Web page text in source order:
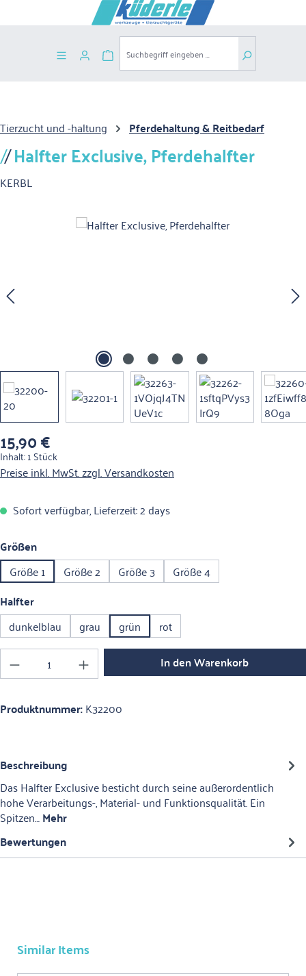
Zum Hauptinhalt springen
Warenkorb enthält 0 Positionen. Der
Tierzucht und -haltung Pferdehaltung & Reitbedarf
Halfter Exclusive, Pferdehalfter
KERBL
Bildergalerie überspringen
Regulärer Preis:
15,90 €
Inhalt:1 Stück
Preise inkl. MwSt. zzgl. Versandkosten
Sofort verfügbar, Lieferzeit: 2 days
Größenauswählen
Größe 1 Größe 2 Größe 3 Größe 4
Halfterauswählen
dunkelblau grau grün rot
Produkt Anzahl: Gib den gewünschten Wert
In den Warenkorb
Produktnummer:K32200
Beschreibung
Das Halfter Exclusive besticht durch seine außerordentlich
hohe Verarbeitungs-, Material- und Funktionsqualität. Ein
Spitzen…Mehr
Bewertungen
Produktgalerie überspringen
Similar Items